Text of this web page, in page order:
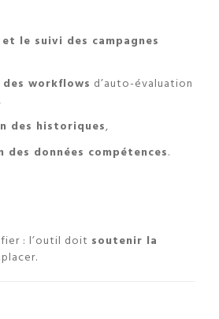
le suivi des campagnes
workflows d’auto-évaluation
des historiques,
données compétences.
: l’outil doit soutenir la